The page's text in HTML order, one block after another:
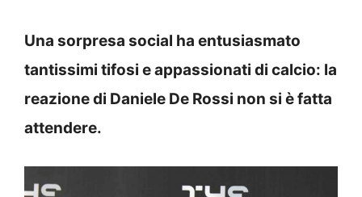
Una sorpresa social ha entusiasmato
tantissimi tifosi e appassionati di calcio: la
reazione di Daniele De Rossi non si è fatta
attendere.